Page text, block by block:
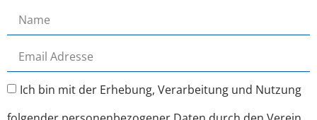
Ich bin mit der Erhebung, Verarbeitung und Nutzung